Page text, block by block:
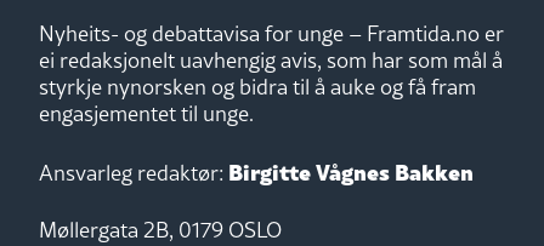
Nyheits- og debattavisa for unge – Framtida.no er
ei redaksjonelt uavhengig avis, som har som mål å
styrkje nynorsken og bidra til å auke og få fram
engasjementet til unge.
Ansvarleg redaktør: Birgitte Vågnes Bakken
Møllergata 2B, 0179 OSLO